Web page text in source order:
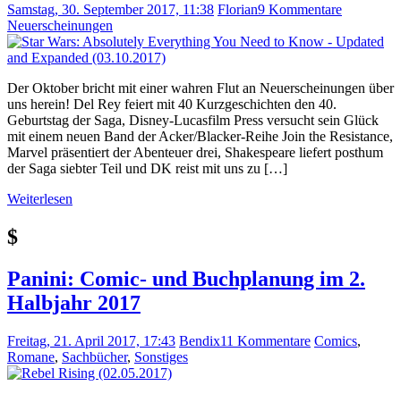
Samstag, 30. September 2017, 11:38 Florian9 Kommentare
Neuerscheinungen
Der Oktober bricht mit einer wahren Flut an Neuerscheinungen über
uns herein! Del Rey feiert mit 40 Kurzgeschichten den 40.
Geburtstag der Saga, Disney-Lucasfilm Press versucht sein Glück
mit einem neuen Band der Acker/Blacker-Reihe Join the Resistance,
Marvel präsentiert der Abenteuer drei, Shakespeare liefert posthum
der Saga siebter Teil und DK reist mit uns zu […]
Weiterlesen
$
Panini: Comic- und Buchplanung im 2.
Halbjahr 2017
Freitag, 21. April 2017, 17:43 Bendix11 Kommentare Comics,
Romane, Sachbücher, Sonstiges